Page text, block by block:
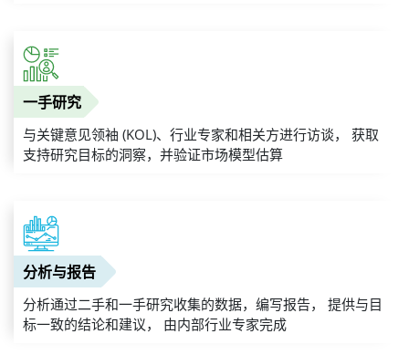
一手研究
与关键意见领袖 (KOL)、行业专家和相关方进行访谈， 获取
支持研究目标的洞察，并验证市场模型估算
分析与报告
分析通过二手和一手研究收集的数据，编写报告， 提供与目
标一致的结论和建议， 由内部行业专家完成